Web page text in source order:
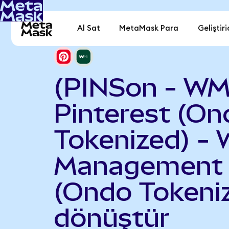
Al Sat MetaMask Para
(PINSon -
Pinterest
Tokenized) -
Management
(Ondo
dönüştür